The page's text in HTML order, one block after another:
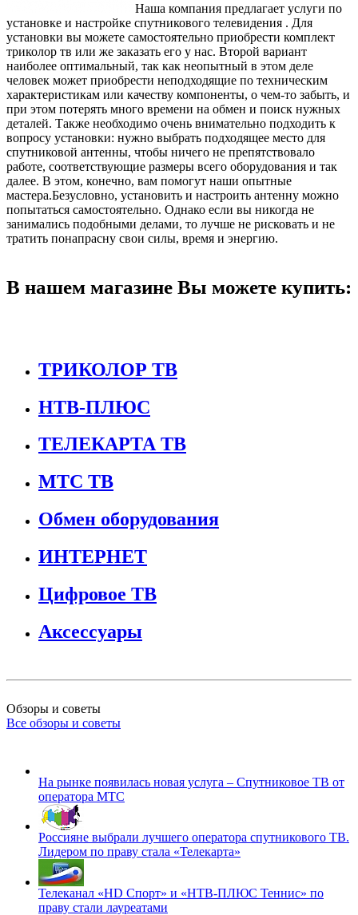
Наша компания предлагает услуги по
установке и настройке спутникового телевидения . Для
установки вы можете самостоятельно приобрести комплект
триколор тв или же заказать его у нас. Второй вариант
наиболее оптимальный, так как неопытный в этом деле
человек может приобрести неподходящие по техническим
характеристикам или качеству компоненты, о чем-то забыть, и
при этом потерять много времени на обмен и поиск нужных
деталей. Также необходимо очень внимательно подходить к
вопросу установки: нужно выбрать подходящее место для
спутниковой антенны, чтобы ничего не препятствовало
работе, соответствующие размеры всего оборудования и так
далее. В этом, конечно, вам помогут наши опытные
мастера.Безусловно, установить и настроить антенну можно
попытаться самостоятельно. Однако если вы никогда не
занимались подобными делами, то лучше не рисковать и не
тратить понапрасну свои силы, время и энергию.
В нашем магазине Вы можете купить:
ТРИКОЛОР ТВ
НТВ-ПЛЮС
ТЕЛЕКАРТА ТВ
МТС ТВ
Обмен оборудования
ИНТЕРНЕТ
Цифровое ТВ
Аксессуары
Обзоры и советы
Все обзоры и советы
На рынке появилась новая услуга – Спутниковое ТВ от
оператора МТС
Россияне выбрали лучшего оператора спутникового ТВ.
Лидером по праву стала «Телекарта»
Телеканал «HD Спорт» и «НТВ-ПЛЮС Теннис» по
праву стали лауреатами